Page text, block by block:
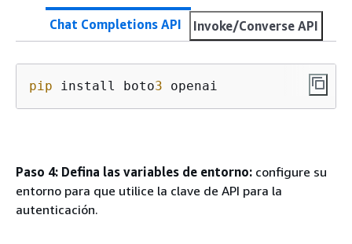
Chat Completions API Invoke/Converse API
pip install boto3 openai
Paso 4: Defina las variables de entorno: configure su
entorno para que utilice la clave de API para la
autenticación.